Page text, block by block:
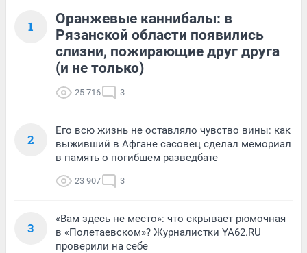
1
Оранжевые каннибалы: в
Рязанской области появились
слизни, пожирающие друг друга
(и не только)
25 716 3
2
Его всю жизнь не оставляло чувство вины: как
выживший в Афгане сасовец сделал мемориал
в память о погибшем разведбате
23 907 3
3
«Вам здесь не место»: что скрывает рюмочная
в «Полетаевском»? Журналистки YA62.RU
проверили на себе